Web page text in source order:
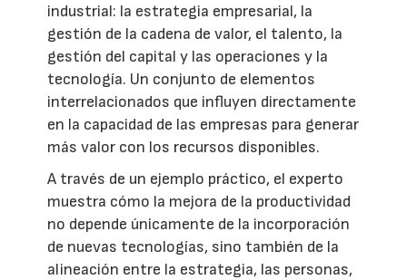
industrial: la estrategia empresarial, la
gestión de la cadena de valor, el talento, la
gestión del capital y las operaciones y la
tecnología. Un conjunto de elementos
interrelacionados que influyen directamente
en la capacidad de las empresas para generar
más valor con los recursos disponibles.
A través de un ejemplo práctico, el experto
muestra cómo la mejora de la productividad
no depende únicamente de la incorporación
de nuevas tecnologías, sino también de la
alineación entre la estrategia, las personas,